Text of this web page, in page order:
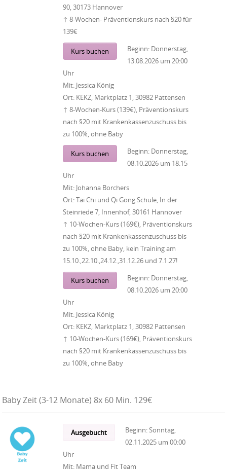
90, 30173 Hannover
↑ 8-Wochen- Präventionskurs nach §20 für
139€
Kurs buchen Beginn: Donnerstag,
13.08.2026 um 20:00
Uhr
Mit: Jessica König
Ort: KEKZ, Marktplatz 1, 30982 Pattensen
↑ 8-Wochen-Kurs (139€), Präventionskurs
nach §20 mit Krankenkassenzuschuss bis
zu 100%, ohne Baby
Kurs buchen Beginn: Donnerstag,
08.10.2026 um 18:15
Uhr
Mit: Johanna Borchers
Ort:Tai Chi und Qi Gong Schule, In der
Steinriede 7, Innenhof, 30161 Hannover
↑ 10-Wochen-Kurs (169€), Präventionskurs
nach §20 mit Krankenkassenzuschuss bis
zu 100%, ohne Baby, kein Training am
15.10.,22.10.,24.12.,31.12.26 und 7.1.27!
Kurs buchen Beginn: Donnerstag,
08.10.2026 um 20:00
Uhr
Mit: Jessica König
Ort: KEKZ, Marktplatz 1, 30982 Pattensen
↑ 10-Wochen-Kurs (169€), Präventionskurs
nach §20 mit Krankenkassenzuschuss bis
zu 100%, ohne Baby
Baby Zeit (3-12 Monate) 8x 60 Min. 129€
Ausgebucht Beginn:Sonntag,
02.11.2025 um 00:00
Uhr
Mit: Mama und Fit Team